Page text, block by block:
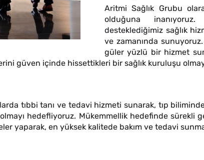
Aritmi Sağlık Grubu
olduğuna
desteklediğimiz sağlık
ve zamanında
güler yüzlü bir hizmet
güven içinde hissettikleri bir sağlık kuruluşu
tıbbi tanı ve tedavi hizmeti sunarak, tıp
hedefliyoruz. Mükemmellik hedefinde sürekli
yaparak, en yüksek kalitede bakım ve tedavi